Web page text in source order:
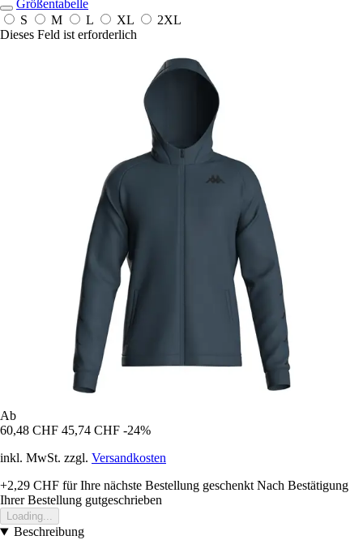
Größentabelle
S
M L XL
2XL
Dieses Feld ist erforderlich
Ab
60,48 CHF 45,74 CHF -24%
inkl. MwSt. zzgl. Versandkosten
+2,29 CHF für Ihre nächste Bestellung geschenkt Nach Bestätigung
Ihrer Bestellung gutgeschrieben
Loading...
Beschreibung